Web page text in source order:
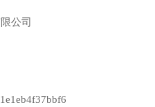
公司